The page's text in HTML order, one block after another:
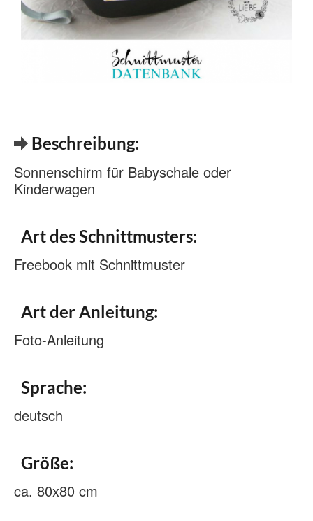
Beschreibung:
Sonnenschirm für Babyschale oder
Kinderwagen
Art des Schnittmusters:
Freebook mit Schnittmuster
Art der Anleitung:
Foto-Anleitung
Sprache:
deutsch
Größe:
ca. 80x80 cm